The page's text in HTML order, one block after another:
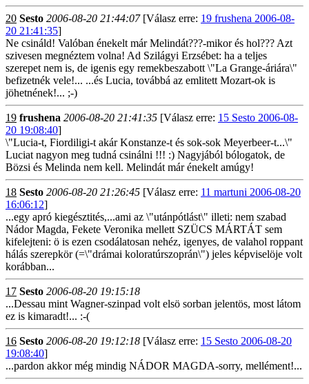
20 Sesto 2006-08-20 21:44:07[Válasz erre: 19 frushena 2006-08-
20 21:41:35]
Ne csináld! Valóban énekelt már Melindát???-mikor és hol??? Azt
szivesen megnéztem volna! Ad Szilágyi Erzsébet: ha a teljes
szerepet nem is, de igenis egy remekbeszabott \"La Grange-áriára\"
befizetnék vele!... ...és Lucia, továbbá az emlitett Mozart-ok is
jöhetnének!... ;-)
19 frushena 2006-08-20 21:41:35 [Válasz erre: 15 Sesto 2006-08-
20 19:08:40]
\"Lucia-t, Fiordiligi-t akár Konstanze-t és sok-sok Meyerbeer-t...\"
Luciat nagyon meg tudná csinálni !!! :) Nagyjából bólogatok, de
Bözsi és Melinda nem kell. Melindát már énekelt amúgy!
18 Sesto 2006-08-20 21:26:45 [Válasz erre: 11 martuni 2006-08-20
16:06:12]
...egy apró kiegésztités,...ami az \"utánpótlást\" illeti: nem szabad
Nádor Magda, Fekete Veronika mellett SZÜCS MÁRTÁT sem
kifelejteni: ö is ezen csodálatosan nehéz, igenyes, de valahol roppant
hálás szerepkör (=\"drámai koloratúrszoprán\") jeles képviselöje volt
korábban...
17 Sesto 2006-08-20 19:15:18
...Dessau mint Wagner-szinpad volt elsö sorban jelentös, most látom
ez is kimaradt!... :-(
16 Sesto 2006-08-20 19:12:18 [Válasz erre: 15 Sesto 2006-08-20
19:08:40]
...pardon akkor még mindig NÁDOR MAGDA-sorry, mellément!...